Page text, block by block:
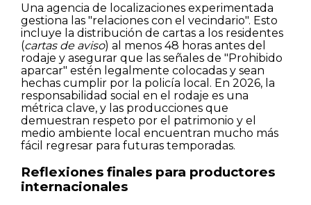
Una agencia de localizaciones experimentada
gestiona las "relaciones con el vecindario". Esto
incluye la distribución de cartas a los residentes
(cartas de aviso) al menos 48 horas antes del
rodaje y asegurar que las señales de "Prohibido
aparcar" estén legalmente colocadas y sean
hechas cumplir por la policía local. En 2026, la
responsabilidad social en el rodaje es una
métrica clave, y las producciones que
demuestran respeto por el patrimonio y el
medio ambiente local encuentran mucho más
fácil regresar para futuras temporadas.
Reflexiones finales para productores
internacionales